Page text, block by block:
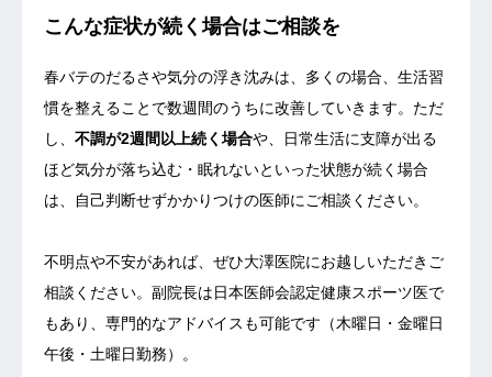
こんな症状が続く場合はご相談を
春バテのだるさや気分の浮き沈みは、多くの場合、生活習
慣を整えることで数週間のうちに改善していきます。ただ
し、 不調が2週間以上続く場合や、日常生活に支障が出る
ほど気分が落ち込む・眠れないといった状態が続く場合
は、自己判断せずかかりつけの医師にご相談ください。
不明点や不安があれば、ぜひ大澤医院にお越しいただきご
相談ください。副院長は日本医師会認定健康スポーツ医で
もあり、専門的なアドバイスも可能です（木曜日・金曜日
午後・土曜日勤務）。